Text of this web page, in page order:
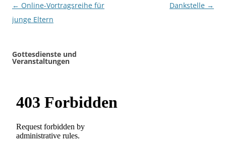
Beitragsnavigation
← Online-Vortragsreihe für
junge Eltern
Dankstelle →
Gottesdienste und
Veranstaltungen